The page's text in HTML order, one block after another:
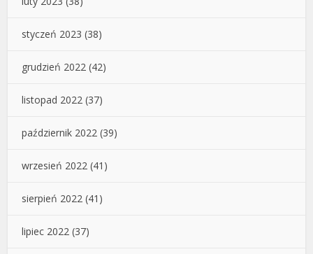
styczeń 2023 (38)
grudzień 2022 (42)
listopad 2022 (37)
październik 2022 (39)
wrzesień 2022 (41)
sierpień 2022 (41)
lipiec 2022 (37)